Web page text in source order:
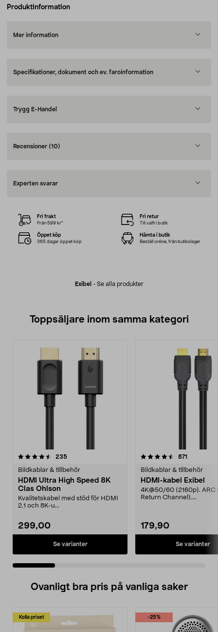
Produktinformation
Mer information
Specifikationer, dokument och ev. faroinformation
Trygg E-Handel
Recensioner (10)
Experten svarar
Exibel - Se alla produkter
Fri frakt
Från 599 kr*
Fri retur
Till valfri butik
Öppet köp
365 dagar öppet köp
Hämta i butik
Beställ online, från butikslager
Toppsäljare inom samma kategori
235recensioner
Bildkablar & tillbehör
HDMI Ultra High Speed 8K
Clas Ohlson
Kvalitetskabel med stöd för HDMI
2.1 och 8K-u...
299,00
Se varianter
4.5 av 5 stjärnor 871
Bildkablar & tillbehör
HDMI-kabel Exibel
4K@50/60 (2160p). ARC
Return Channel)....
179,90
Se varianter
4.5 av 5 stjärnor
Ovanligt bra pris på vanliga saker
Kolla priset -25%